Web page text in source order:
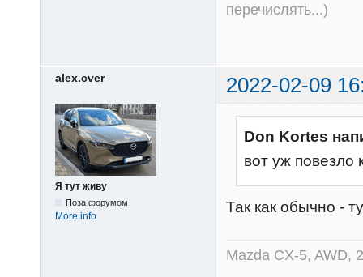
перечислять...)
alex.cver 2022-02-09
Я тут живу
Поза форумом
More info
Don Kortes
вот уж повезло
Так как обычно -
Mazda CX-5, AWD,